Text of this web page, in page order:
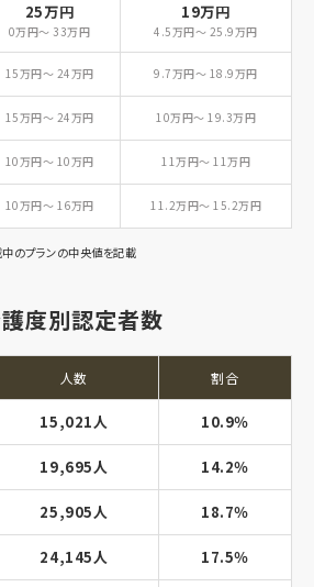
25万円
0万円～ 33万円
19万円
4.5万円～ 25.9万円
15万円～ 24万円 9.7万円～ 18.9万円
15万円～ 24万円 10万円～ 19.3万円
10万円～ 10万円 11万円～ 11万円
10万円～ 16万円 11.2万円～ 15.2万円
のプランの中央値を記載
度別認定者数
人数 割合
15,021人 10.9％
19,695人 14.2％
25,905人 18.7％
24,145人 17.5％